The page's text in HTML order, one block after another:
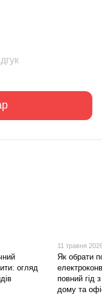
огляд
11 травня
Як обрати
повний гід
дому та